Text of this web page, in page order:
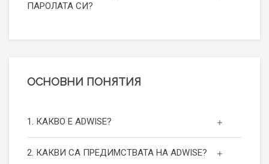
ПАРОЛАТА СИ?
ОСНОВНИ ПОНЯТИЯ
1. КАКВО Е ADWISE?
2. КАКВИ СА ПРЕДИМСТВАТА НА ADWISE?